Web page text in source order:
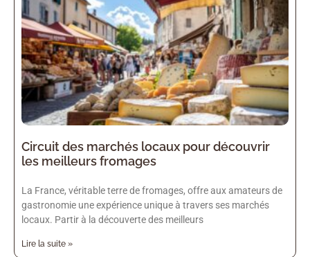
Circuit des marchés locaux pour découvrir
les meilleurs fromages
La France, véritable terre de fromages, offre aux amateurs de
gastronomie une expérience unique à travers ses marchés
locaux. Partir à la découverte des meilleurs
Lire la suite »